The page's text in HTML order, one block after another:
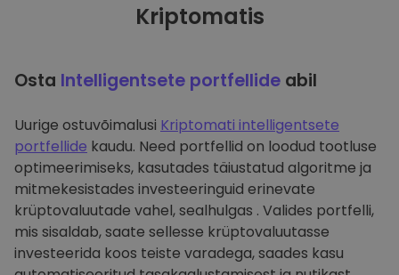
Kriptomatis
Osta Intelligentsete portfellide abil
Uurige ostuvõimalusi Kriptomati intelligentsete
portfellide kaudu. Need portfellid on loodud tootluse
optimeerimiseks, kasutades täiustatud algoritme ja
mitmekesistades investeeringuid erinevate
krüptovaluutade vahel, sealhulgas . Valides portfelli,
mis sisaldab, saate sellesse krüptovaluutasse
investeerida koos teiste varadega, saades kasu